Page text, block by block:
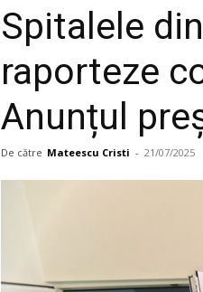
Spitalele
raporteze
Anunțul
De către Mateescu Cristi - 21/07/2025